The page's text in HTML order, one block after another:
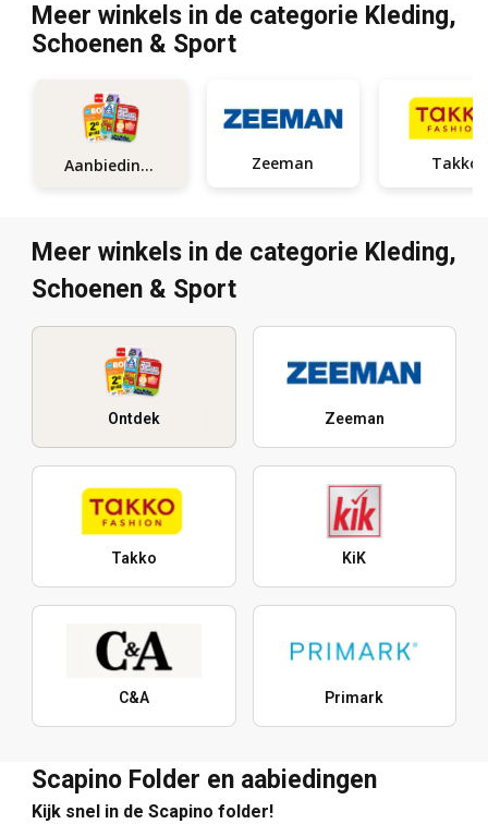
Meer winkels in de categorie Kleding,
Schoenen & Sport
Aanbiedingen Zeeman Takko
Meer winkels in de categorie Kleding,
Schoenen & Sport
Ontdek Zeeman
Takko KiK
C&A Primark
Scapino Folder en aabiedingen
Kijk snel in de Scapino folder!